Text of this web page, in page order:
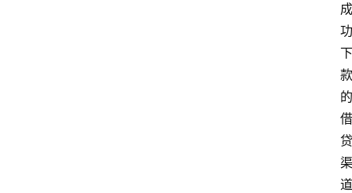
成
功
下
款
的
借
贷
渠
道